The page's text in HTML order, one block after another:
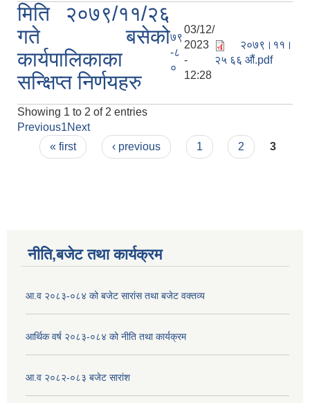
मिति २०७९/११/२६
गते बसेको
कार्यपालिकाका
सन्क्षिप्त निर्णयहरु
७९
-८
०
03/12/
2023
-
12:28
२०७९।११।
२५ ६६ औं.pdf
Showing 1 to 2 of 2 entries
Previous1Next
Pages
« first ‹ previous 1 2 3
नीति,बजेट तथा कार्यक्रम
आ.व २०८३-०८४ को बजेट सारांस तथा बजेट वक्तव्य
आर्थिक वर्ष २०८३-०८४ को नीति तथा कार्यक्रम
आ.व २०८२-०८३ बजेट सारांश